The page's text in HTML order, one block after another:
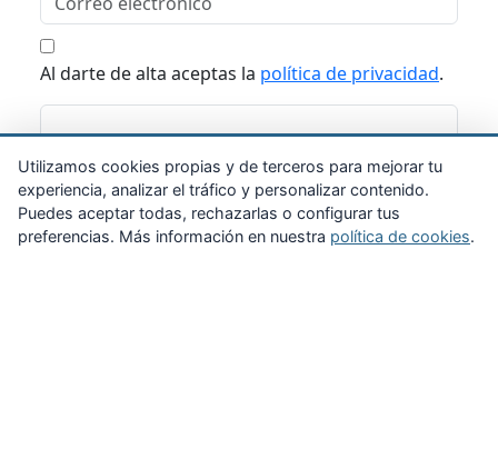
Al darte de alta aceptas la política de privacidad.
Suscribirme
Utilizamos cookies propias y de terceros para mejorar tu
experiencia, analizar el tráfico y personalizar contenido.
Puedes aceptar todas, rechazarlas o configurar tus
preferencias. Más información en nuestra política de cookies.